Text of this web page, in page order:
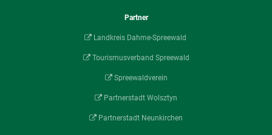
Partner
Landkreis Dahme-Spreewald
Tourismusverband Spreewald
Spreewaldverein
Partnerstadt Wolsztyn
Partnerstadt Neunkirchen